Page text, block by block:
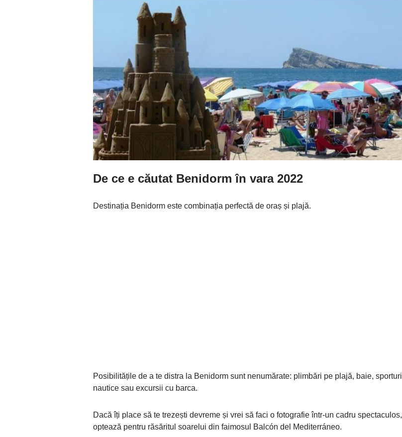
De ce e căutat Benidorm în vara 2022
Destinația Benidorm este combinația perfectă de oraș și plajă.
Posibilitățile de a te distra la Benidorm sunt nenumărate: plimbări pe plajă, baie, sporturi
nautice sau excursii cu barca.
Dacă îți place să te trezești devreme și vrei să faci o fotografie într-un cadru spectaculos,
optează pentru răsăritul soarelui din faimosul Balcón del Mediterráneo.